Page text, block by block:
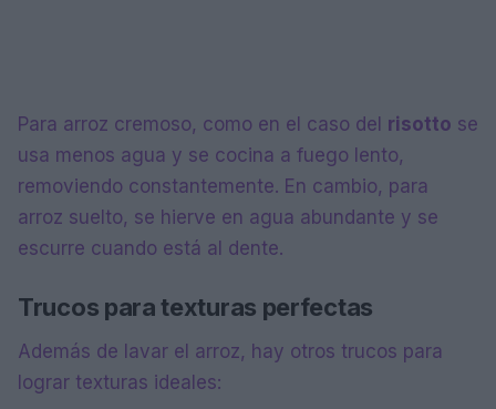
Para arroz cremoso, como en el caso del risotto se
usa menos agua y se cocina a fuego lento,
removiendo constantemente. En cambio, para
arroz suelto, se hierve en agua abundante y se
escurre cuando está al dente.
Trucos para texturas perfectas
Además de lavar el arroz, hay otros trucos para
lograr texturas ideales: